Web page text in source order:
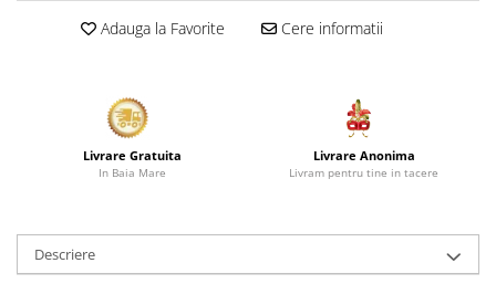
Adauga la Favorite Cere informatii
Livrare Gratuita
In Baia Mare
Livrare Anonima
Livram pentru tine in tacere
Descriere